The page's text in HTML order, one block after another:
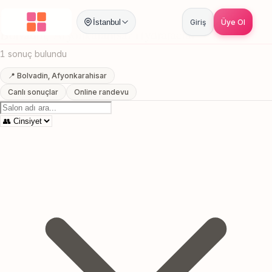
İstanbul Giriş Üye Ol
Anasayfa / Afyonkarahisar Bolvadin Hydrafacial
Bolvadin, Afyonkarahisar Hydrafacial
1 sonuç bulundu
📍 Bolvadin, Afyonkarahisar
Canlı sonuçlar
Online randevu